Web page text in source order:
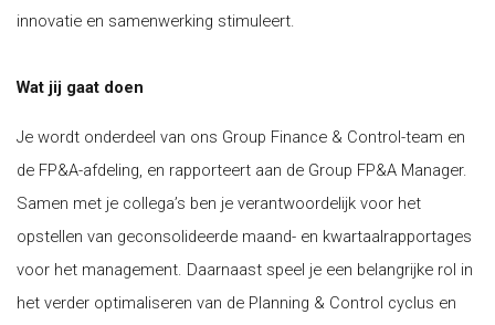
innovatie en samenwerking stimuleert.
Wat jij gaat doen
Je wordt onderdeel van ons Group Finance & Control-team en
de FP&A-afdeling, en rapporteert aan de Group FP&A Manager.
Samen met je collega’s ben je verantwoordelijk voor het
opstellen van geconsolideerde maand- en kwartaalrapportages
voor het management. Daarnaast speel je een belangrijke rol in
het verder optimaliseren van de Planning & Control cyclus en